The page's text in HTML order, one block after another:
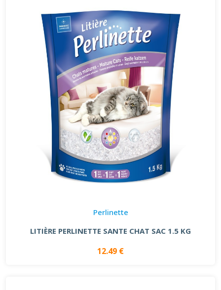
Perlinette
LITIÈRE PERLINETTE SANTE CHAT SAC 1.5 KG
12.49 €